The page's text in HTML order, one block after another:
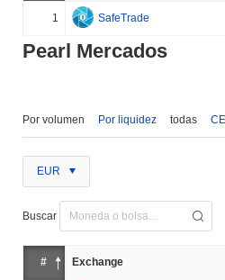
1 SafeTrade
Pearl Mercados
Por volumen Por liquidez todas
EUR
Buscar
# Exchange